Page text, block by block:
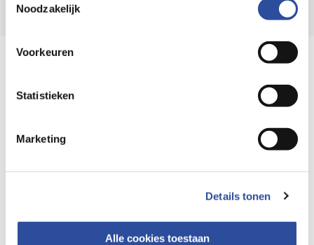
en de bewaartermijnen per categorie. Je kunt je keuze op
gegevensverwerking staat in de
Privacyverklaring
Noodzakelijk
Voorkeuren
Statistieken
Marketing
Details tonen
Alle cookies toestaan
Online aanbieder medicijnen
webshop mag verkopen.
⁠Verantwoorde zorg, ⁠ook online.